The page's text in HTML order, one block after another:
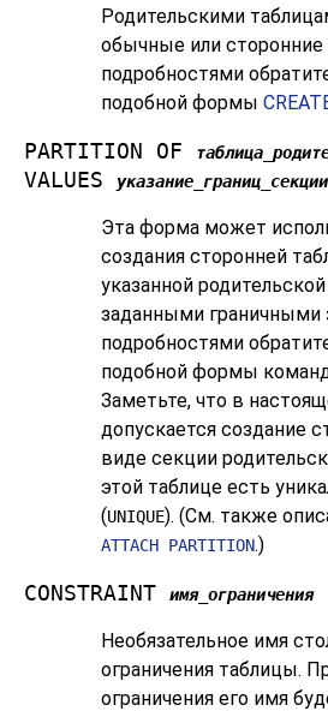
Родительскими
обычные или сторонние
подробностями
подобной формы
PARTITION OF
VALUES
указание_границ_секции
Эта форма может
создания сторонней
указанной
заданными граничными
подробностями
подобной формы
Заметьте, что в
допускается создание
виде секции
этой таблице есть
(UNIQUE). (См. также
ATTACH PARTITION.)
CONSTRAINT имя_ограничения
Необязательное имя
ограничения таблицы.
ограничения его имя